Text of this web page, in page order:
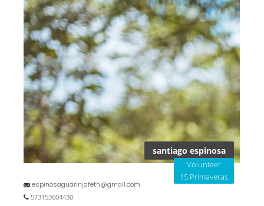
santiago espinosa
Volunteer
15 Primaveras
espinosaguarinjafeth@gmail.com
573153604430